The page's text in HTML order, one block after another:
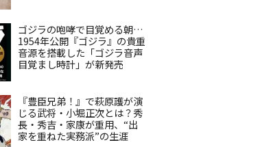
ゴジラの咆哮で目覚める朝…
1954年公開『ゴジラ』の貴重
音源を搭載した「ゴジラ音声
目覚まし時計」が新発売
『豊臣兄弟！』で萩原護が演
じる武将・小堀正次とは？秀
長・秀吉・家康が重用、“出
家を重ねた実務派”の生涯